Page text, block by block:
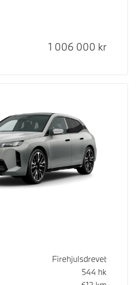
Kontantpris
1 006 000 kr
Firehjulsdrevet
544 hk